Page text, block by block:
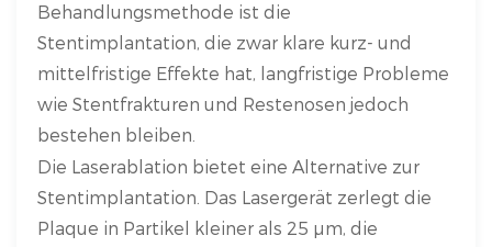
Behandlungsmethode ist die
Stentimplantation, die zwar klare kurz- und
mittelfristige Effekte hat, langfristige Probleme
wie Stentfrakturen und Restenosen jedoch
bestehen bleiben.
Die Laserablation bietet eine Alternative zur
Stentimplantation. Das Lasergerät zerlegt die
Plaque in Partikel kleiner als 25 µm, die